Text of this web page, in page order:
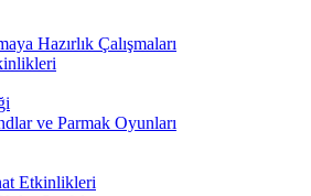
Hazırlık Çalışmaları
ve Parmak Oyunları
Etkinlikleri